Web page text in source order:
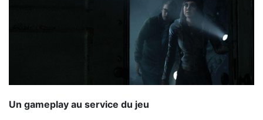
Un gameplay au service du jeu